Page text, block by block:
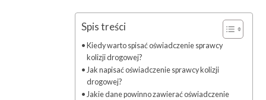
Spis treści
Kiedy warto spisać oświadczenie sprawcy
kolizji drogowej?
Jak napisać oświadczenie sprawcy kolizji
drogowej?
Jakie dane powinno zawierać oświadczenie